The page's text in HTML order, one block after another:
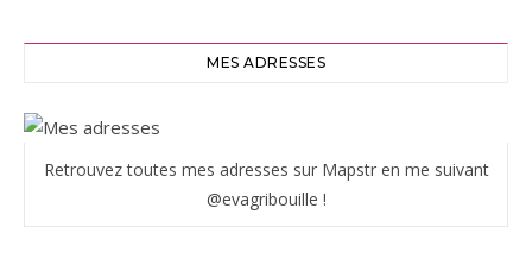
MES ADRESSES
Retrouvez toutes mes adresses sur Mapstr en me suivant
@evagribouille !